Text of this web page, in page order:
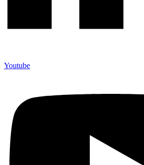
Youtube